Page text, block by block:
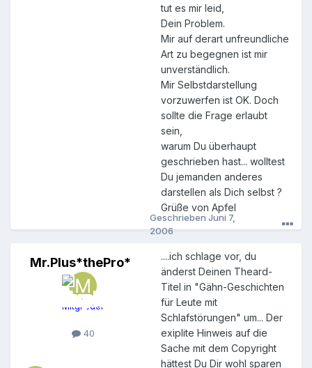
tut es mir leid,
Dein Problem.
Mir auf derart unfreundliche
Art zu begegnen ist mir
unverständlich.
Mir Selbstdarstellung
vorzuwerfen ist OK. Doch
sollte die Frage erlaubt
sein,
warum Du überhaupt
geschrieben hast... wolltest
Du jemanden anderes
darstellen als Dich selbst ?
Grüße von Apfel
M
r
Mr.Plus*thePro*
Mitglieder
40
Geschrieben Juni 7,
2006
....ich schlage vor, du
änderst Deinen Theard-
Titel in "Gähn-Geschichten
für Leute mit
Schlafstörungen" um... Der
exiplite Hinweis auf die
Sache mit dem Copyright
hättest Du Dir wohl sparen